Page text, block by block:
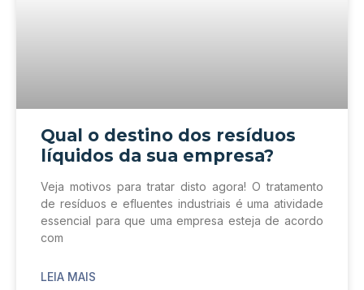
Qual o destino dos resíduos
líquidos da sua empresa?
Veja motivos para tratar disto agora! O tratamento
de resíduos e efluentes industriais é uma atividade
essencial para que uma empresa esteja de acordo
com
LEIA MAIS